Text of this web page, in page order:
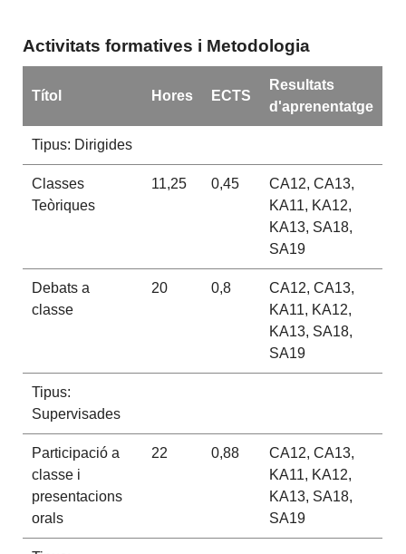
Activitats formatives i Metodologia
Títol Hores ECTS
Resultats
d'aprenentatge
Tipus: Dirigides
Classes
Teòriques
11,25 0,45
CA12, CA13,
KA11, KA12,
KA13, SA18,
SA19
Debats a
classe
20 0,8
CA12, CA13,
KA11, KA12,
KA13, SA18,
SA19
Tipus:
Supervisades
Participació a
classe i
presentacions
orals
22 0,88
CA12, CA13,
KA11, KA12,
KA13, SA18,
SA19